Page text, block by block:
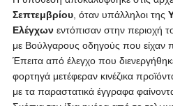
Σεπτεμβρίου, όταν υπάλληλοι της
Ελέγχωνεντόπισαν στην περιοχή
με Βούλγαρους οδηγούς που είχαν
Έπειτα από έλεγχο που
φορτηγά μετέφεραν κινέζικα
με τα παραστατικά έγγραφα